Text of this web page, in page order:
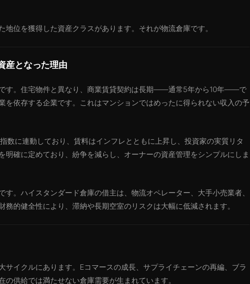
位を獲得した資産クラスがあります。それが物流倉庫です。
産となった理由
す。住宅物件と異なり、商業賃貸契約は長期——通常5年から10年——で
を依存する企業です。これはマンションではめったに得られない収入の予
数に連動しており、賃料はインフレとともに上昇し、投資家の実質リタ
明確に定めており、紛争を減らし、オーナーの資産管理をシンプルにしま
す。ハイスタンダード倉庫の借主は、物流オペレーター、大手小売業者、
的健全性により、滞納や長期空室のリスクは大幅に低減されます。
サイクルにあります。Eコマースの成長、サプライチェーンの再編、ブラ
供給では満たせない倉庫需要が生まれています。